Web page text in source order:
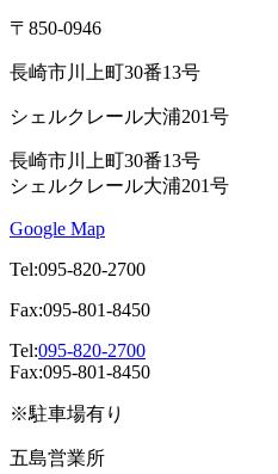
〒850-0946
長崎市川上町30番13号
シェルクレール大浦201号
長崎市川上町30番13号
シェルクレール大浦201号
Google Map
Tel:095-820-2700
Fax:095-801-8450
Tel:095-820-2700
Fax:095-801-8450
※駐車場有り
五島営業所